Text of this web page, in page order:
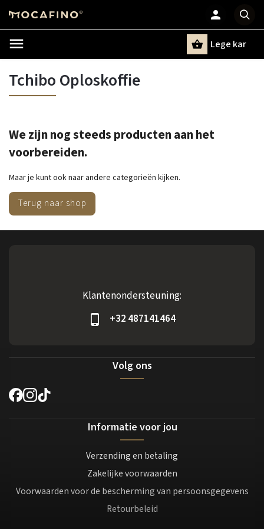
Lege kar
Tchibo Oploskoffie
We zijn nog steeds producten aan het
voorbereiden.
Maar je kunt ook naar andere categorieën kijken.
Terug naar shop
Klantenondersteuning:
+32 487141464
Volg ons
Informatie voor jou
Verzending en betaling
Zakelijke voorwaarden
Voorwaarden voor de bescherming van persoonsgegevens
Retourbeleid